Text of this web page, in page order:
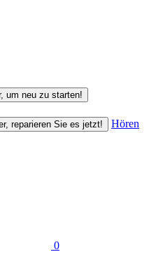
um neu zu starten!
reparieren Sie es jetzt!
Hören
0